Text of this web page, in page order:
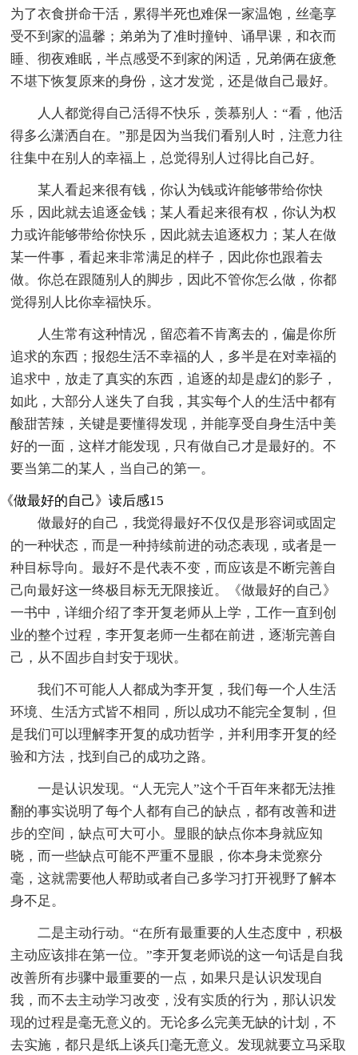
为了衣食拼命干活，累得半死也难保一家温饱，丝毫享
受不到家的温馨；弟弟为了准时撞钟、诵早课，和衣而
睡、彻夜难眠，半点感受不到家的闲适，兄弟俩在疲惫
不堪下恢复原来的身份，这才发觉，还是做自己最好。
人人都觉得自己活得不快乐，羡慕别人：“看，他活
得多么潇洒自在。”那是因为当我们看别人时，注意力往
往集中在别人的幸福上，总觉得别人过得比自己好。
某人看起来很有钱，你认为钱或许能够带给你快
乐，因此就去追逐金钱；某人看起来很有权，你认为权
力或许能够带给你快乐，因此就去追逐权力；某人在做
某一件事，看起来非常满足的样子，因此你也跟着去
做。你总在跟随别人的脚步，因此不管你怎么做，你都
觉得别人比你幸福快乐。
人生常有这种情况，留恋着不肯离去的，偏是你所
追求的东西；报怨生活不幸福的人，多半是在对幸福的
追求中，放走了真实的东西，追逐的却是虚幻的影子，
如此，大部分人迷失了自我，其实每个人的生活中都有
酸甜苦辣，关键是要懂得发现，并能享受自身生活中美
好的一面，这样才能发现，只有做自己才是最好的。不
要当第二的某人，当自己的第一。
《做最好的自己》读后感15
做最好的自己，我觉得最好不仅仅是形容词或固定
的一种状态，而是一种持续前进的动态表现，或者是一
种目标导向。最好不是代表不变，而应该是不断完善自
己向最好这一终极目标无无限接近。《做最好的自己》
一书中，详细介绍了李开复老师从上学，工作一直到创
业的整个过程，李开复老师一生都在前进，逐渐完善自
己，从不固步自封安于现状。
我们不可能人人都成为李开复，我们每一个人生活
环境、生活方式皆不相同，所以成功不能完全复制，但
是我们可以理解李开复的成功哲学，并利用李开复的经
验和方法，找到自己的成功之路。
一是认识发现。“人无完人”这个千百年来都无法推
翻的事实说明了每个人都有自己的缺点，都有改善和进
步的空间，缺点可大可小。显眼的缺点你本身就应知
晓，而一些缺点可能不严重不显眼，你本身未觉察分
毫，这就需要他人帮助或者自己多学习打开视野了解本
身不足。
二是主动行动。“在所有最重要的人生态度中，积极
主动应该排在第一位。”李开复老师说的这一句话是自我
改善所有步骤中最重要的一点，如果只是认识发现自
我，而不去主动学习改变，没有实质的行为，那认识发
现的过程是毫无意义的。无论多么完美无缺的计划，不
去实施，都只是纸上谈兵[]毫无意义。发现就要立马采取